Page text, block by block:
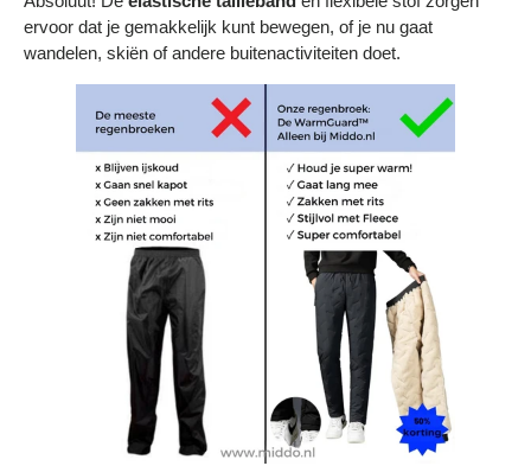
ervoor dat je gemakkelijk kunt bewegen, of je nu gaat
wandelen, skiën of andere buitenactiviteiten doet.